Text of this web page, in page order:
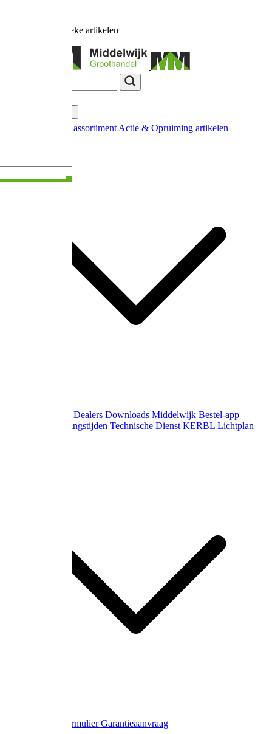
unieke artikelen
Nieuw in ons assortiment Actie & Opruiming artikelen
Dealers Downloads Middelwijk Bestel-app
Gewijzigde openingstijden Technische Dienst KERBL Lichtplan
RetourformulierGarantieaanvraag